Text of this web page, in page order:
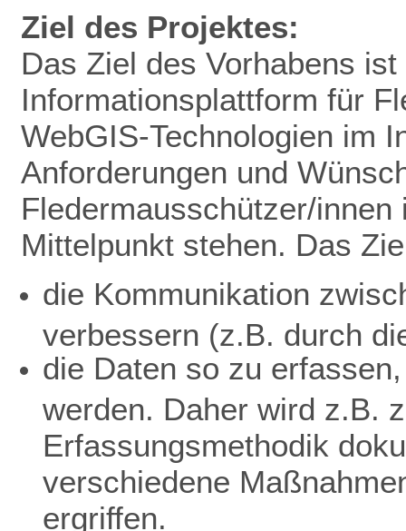
Ziel des Projektes:
Das Ziel des Vorhabens
Informationsplattform für
WebGIS-Technologien im
Anforderungen und
Fledermausschützer/
Mittelpunkt stehen. Das
die Kommunikation
verbessern (z.B. durch
die Daten so zu
werden. Daher wird z.B.
Erfassungsmethodik
verschiedene
ergriffen.